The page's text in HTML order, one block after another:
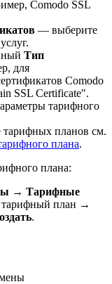
Comodo SSL
— выберите
Тип
для
Comodo
SSL Certificate".
тарифного
тарифных планов см.
плана.
плана:
→ Тарифные
план →
.